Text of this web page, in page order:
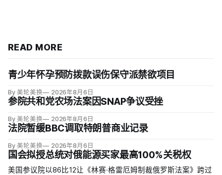
READ MORE
青少年怀孕预防拨款误伤保守派禁欲项目
By 美轮美换 2026年8月6日
参院共和党农场法案因SNAP争议受挫
By 美轮美换 2026年8月6日
法院暂缓BBC调取特朗普商业记录
By 美轮美换 2026年8月6日
国会拟授总统对俄能源买家最高100%关税权
美国参议院以86比12让《林赛·格雷厄姆制裁俄罗斯法案》跨过